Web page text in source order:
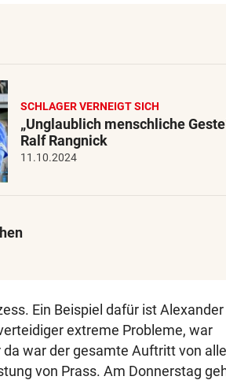
SCHLAGER VERNEIGT SICH
„Unglaublich menschliche
Ralf Rangnick
11.10.2024
Ein Beispiel dafür ist Alexander
extreme Probleme, war
war der gesamte Auftritt von
von Prass. Am Donnerstag